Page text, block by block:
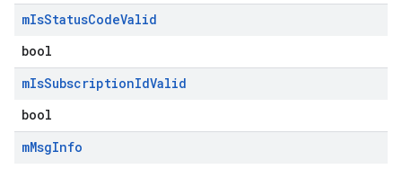
mIsStatusCodeValid
bool
mIsSubscriptionIdValid
bool
mMsgInfo